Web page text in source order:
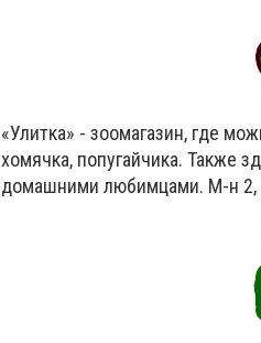
«Улитка» - зоомагазин, где
хомячка, попугайчика. Также
домашними любимцами. М-н 2,